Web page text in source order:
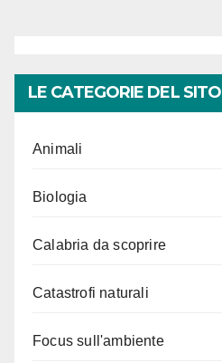
LE CATEGORIE DEL SITO
Animali
Biologia
Calabria da scoprire
Catastrofi naturali
Focus sull'ambiente